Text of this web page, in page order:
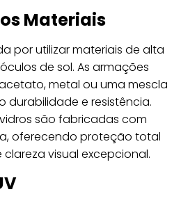
Materiais
por utilizar materiais de alta
de sol. As armações
metal ou uma mescla
durabilidade e resistência.
são fabricadas com
oferecendo proteção total
clareza visual excepcional.